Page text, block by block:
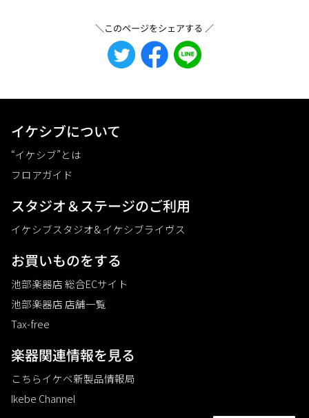
＼このページをシェアする ／
イケシブについて
“イケシブ”とは
フロアガイド
スタジオ＆ステージのご利⽤
イケシブスタジオ& イケシブライヴス
お買いものをする
池部楽器店 総合ECサイト
池部楽器店 店舗一覧
Tax-free
楽器関連情報を見る
こちらイケベ新製品情報局
Ikebe Channel